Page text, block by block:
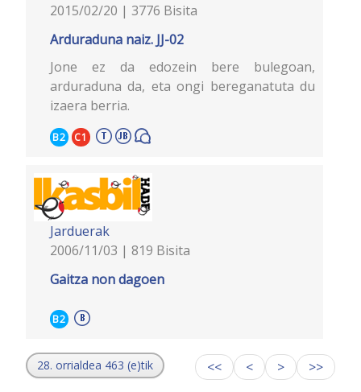
2015/02/20 | 3776 Bisita
Arduraduna naiz. JJ-02
Jone ez da edozein bere bulegoan,
arduraduna da, eta ongi bereganatuta du
izaera berria.
B2 C1
Jarduerak
2006/11/03 | 819 Bisita
Gaitza non dagoen
B2
28. orrialdea 463 (e)tik << < > >>